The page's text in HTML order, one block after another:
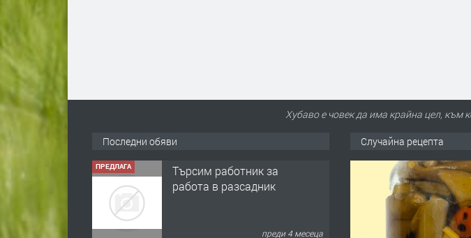
Хубаво е човек да има крайна цел, към
Последни обяви
ПРЕДЛАГА
Търсим работник за
работа в разсадник
преди 4 месеца
Случайна рецепта